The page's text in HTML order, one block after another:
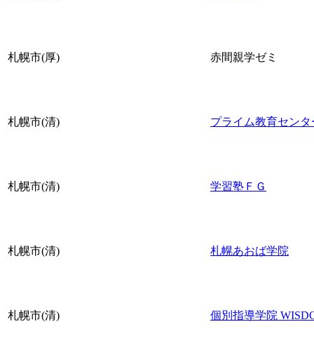
札幌市(厚) 赤間親学ゼミ
札幌市(清) プライム教育センタ
札幌市(清) 学習塾ＦＧ
札幌市(清) 札幌あおば学院
札幌市(清) 個別指導学院